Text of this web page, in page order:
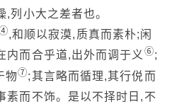
列小大之差者也。
,和顺以寂漠,质真而素朴;闲
内而合乎道,出外而调于义 ⑥;
物⑦;其言略而循理,其行侻而
素而不饰。是以不择时日,不